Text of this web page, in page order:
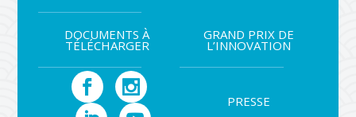
DOCUMENTS À
TÉLÉCHARGER
GRAND PRIX DE
L’INNOVATION
PRESSE